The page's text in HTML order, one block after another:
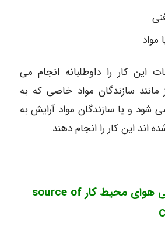
مواد
این کار را داوطلبانه انجام می
مانند سازندگان مواد خاصی که به
شود و یا سازندگان مواد آرایش به
اند این کار را انجام دهند.
ج – منشاء آلودگی هوای محیط کار source of